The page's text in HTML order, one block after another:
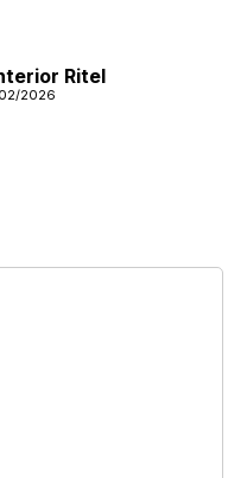
Ritel
2026